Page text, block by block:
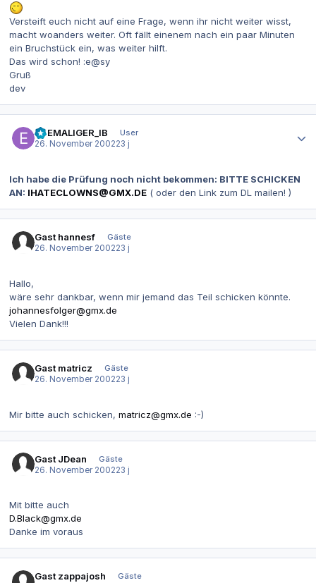
Versteift euch nicht auf eine Frage, wenn ihr nicht weiter wisst,
macht woanders weiter. Oft fällt einenem nach ein paar Minuten
ein Bruchstück ein, was weiter hilft.
Das wird schon! :e@sy
Gruß
dev
EHEMALIGER_IB
User
26. November 200223 j
Ich habe die Prüfung noch nicht bekommen: BITTE SCHICKEN
AN: IHATECLOWNS@GMX.DE ( oder den Link zum DL mailen! )
Gast hannesf
Gäste
26. November 200223 j
Hallo,
wäre sehr dankbar, wenn mir jemand das Teil schicken könnte.
johannesfolger@gmx.de
Vielen Dank!!!
Gast matricz
Gäste
26. November 200223 j
Mir bitte auch schicken, matricz@gmx.de :-)
Gast JDean
Gäste
26. November 200223 j
Mit bitte auch
D.Black@gmx.de
Danke im voraus
Gast zappajosh
Gäste